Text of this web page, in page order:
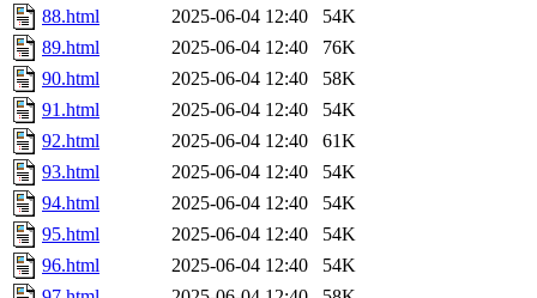
88.html
2025-06-04 12:40
54K
89.html
2025-06-04 12:40
76K
90.html
2025-06-04 12:40
58K
91.html
2025-06-04 12:40
54K
92.html
2025-06-04 12:40
61K
93.html
2025-06-04 12:40
54K
94.html
2025-06-04 12:40
54K
95.html
2025-06-04 12:40
54K
96.html
2025-06-04 12:40
54K